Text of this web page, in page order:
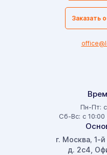
Пн-Пт:
Сб-Вс: с 10:00
г. Москва, 1-
д. 2с4,
Заказать